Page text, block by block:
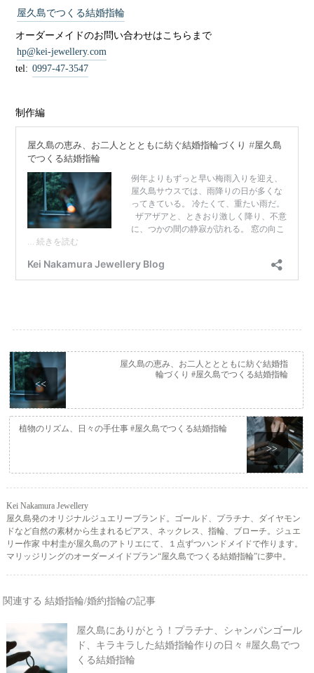
屋久島でつくる結婚指輪
オーダーメイドのお問い合わせはこちらまで
hp@kei-jewellery.com
tel: 0997-47-3547
制作編
<<
屋久島の恵み、お二人ととともに紡ぐ結婚指
輪づくり #屋久島でつくる結婚指輪
>>
植物のリズム、日々の手仕事 #屋久島でつくる結婚指輪
Kei Nakamura Jewellery
屋久島発のオリジナルジュエリーブランド。ゴールド、プラチナ、ダイヤモン
ドなど自然の素材から生まれるピアス、ネックレス、指輪、ブローチ。ジュエ
リー作家 中村圭が屋久島のアトリエにて、１点ずつハンドメイドで作ります。
マリッジリングのオーダーメイドプラン“屋久島でつくる結婚指輪”に夢中。
関連する 結婚指輪/婚約指輪の記事
屋久島にありがとう！プラチナ、シャンパンゴール
ド、キラキラした結婚指輪作りの日々 #屋久島でつ
くる結婚指輪